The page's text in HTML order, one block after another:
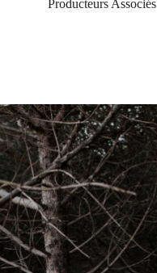
Producteurs Associés